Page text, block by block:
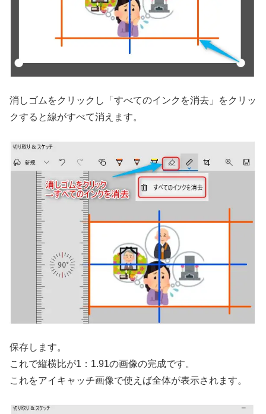
消しゴムをクリックし「すべてのインクを消去」をクリッ
クすると線がすべて消えます。
保存します。
これで縦横比が1：1.91の画像の完成です。
これをアイキャッチ画像で使えば全体が表示されます。